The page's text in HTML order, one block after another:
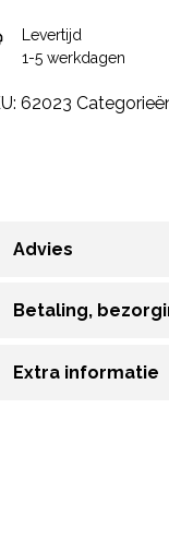
Levertijd
1-5 werkdagen
62023
Advies
Betaling,
Extra informatie